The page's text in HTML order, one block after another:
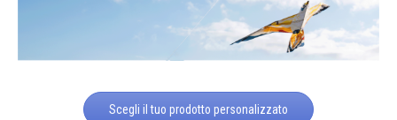
Scegli il tuo prodotto personalizzato